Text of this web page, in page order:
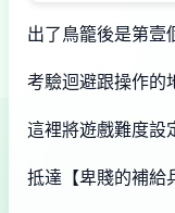
出了鳥籠後是第壹
考驗迴避跟操作的
這裡將遊戲難度設
抵達【卑賤的補給